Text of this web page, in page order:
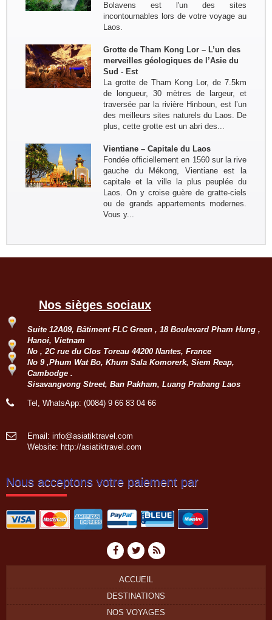
Bolavens est l'un des sites
incontournables lors de votre voyage au
Laos.
Grotte de Tham Kong Lor – L’un des
merveilles géologiques de l’Asie du
Sud - Est
La grotte de Tham Kong Lor, de 7.5km
de longueur, 30 mètres de largeur, et
traversée par la rivière Hinboun, est l’un
des meilleurs sites naturels du Laos. De
plus, cette grotte est un abri des...
Vientiane – Capitale du Laos
Fondée officiellement en 1560 sur la rive
gauche du Mékong, Vientiane est la
capitale et la ville la plus peuplée du
Laos. On y croise guère de gratte-ciels
ou de grands appartements modernes.
Vous y...
Nos sièges sociaux
Suite 12A09, Bâtiment FLC Green , 18 Boulevard Pham Hung ,
Hanoi, Vietnam
No , 2C rue du Clos Toreau 44200 Nantes, France
No 9 ,Phum Wat Bo, Khum Sala Komorerk, Siem Reap,
Cambodge .
Sisavangvong Street, Ban Pakham, Luang Prabang Laos
Tel, WhatsApp: (0084) 9 66 83 04 66
Email: info@asiatiktravel.com
Website: http://asiatiktravel.com
Nous acceptons votre paiement par
ACCUEIL
DESTINATIONS
NOS VOYAGES